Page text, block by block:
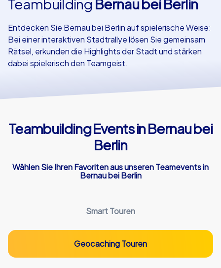
Teambuilding Bernau bei Berlin
Entdecken Sie Bernau bei Berlin auf spielerische Weise:
Bei einer interaktiven Stadtrallye lösen Sie gemeinsam
Rätsel, erkunden die Highlights der Stadt und stärken
dabei spielerisch den Teamgeist.
Teambuilding Events in Bernau bei
Berlin
Wählen Sie Ihren Favoriten aus unseren Teamevents in
Bernau bei Berlin
Smart Touren
Geocaching Touren